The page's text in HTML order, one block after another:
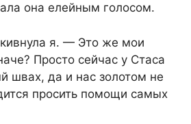
она елейным голосом.
я. — Это же мои
Просто сейчас у Стаса
швах, да и нас золотом не
просить помощи самых